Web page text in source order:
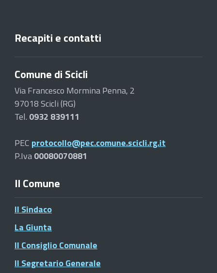
Recapiti e contatti
Comune di Scicli
Via Francesco Mormina Penna, 2
97018 Scicli (RG)
Tel. 0932 839111
PEC protocollo@pec.comune.scicli.rg.it
P.Iva00080070881
Il Comune
Il Sindaco
La Giunta
Il Consiglio Comunale
Il Segretario Generale